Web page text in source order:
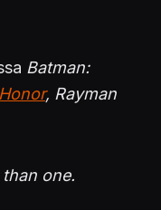
Batman:
, Rayman
one.